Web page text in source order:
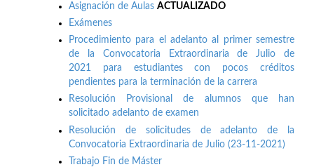
Asignación de Aulas ACTUALIZADO
Exámenes
Procedimiento para el adelanto al primer semestre
de la Convocatoria Extraordinaria de Julio de
2021 para estudiantes con pocos créditos
pendientes para la terminación de la carrera
Resolución Provisional de alumnos que han
solicitado adelanto de examen
Resolución de solicitudes de adelanto de la
Convocatoria Extraordinaria de Julio (23-11-2021)
Trabajo Fin de Máster